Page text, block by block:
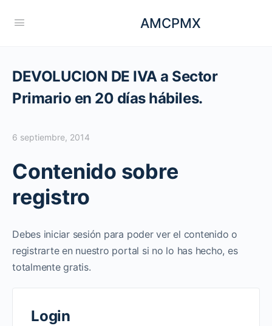
AMCPMX
DEVOLUCION DE IVA a Sector
Primario en 20 días hábiles.
6 septiembre, 2014
Contenido sobre
registro
Debes iniciar sesión para poder ver el contenido o
registrarte en nuestro portal si no lo has hecho, es
totalmente gratis.
Login